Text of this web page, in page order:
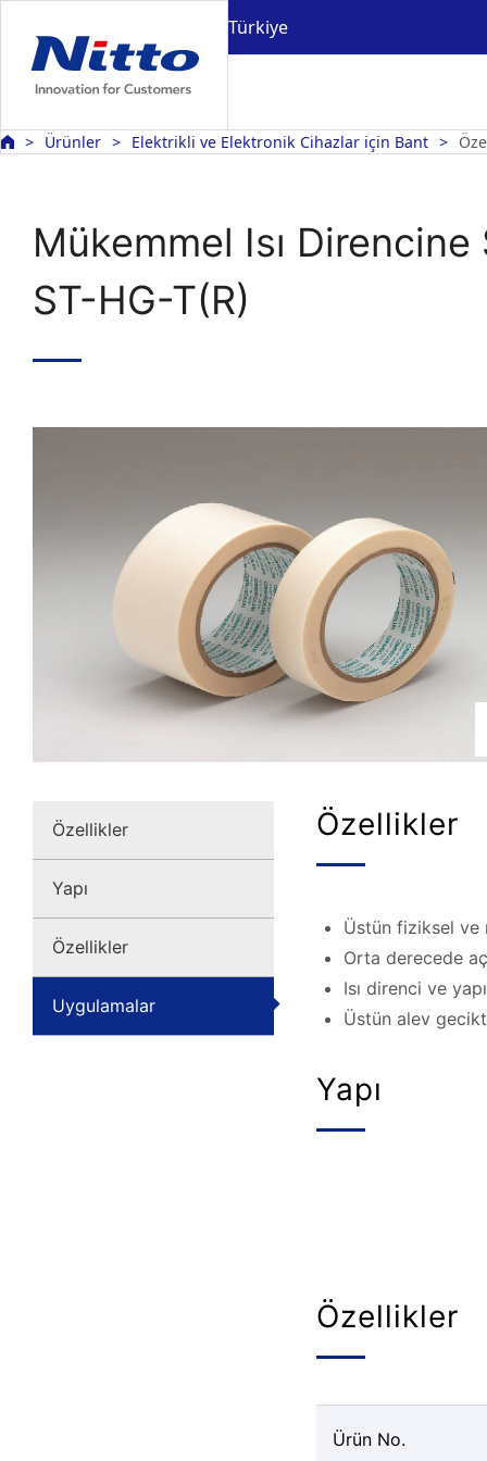
Türkiye
Ürünler Elektrikli ve Elektronik Cihazlar için Bant
Mükemmel Isı
ST-HG-T(R)
Özellikler
Yapı
Özellikler
Uygulamalar
Özellikler
Üstün fiziksel ve
Orta derecede
Isı direnci ve
Üstün alev
Yapı
Özellikler
Ürün No.